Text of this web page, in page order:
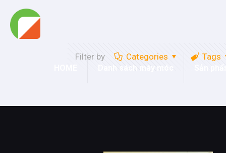
HOME Danh sách máy móc Sản
Filter by Categories Tags